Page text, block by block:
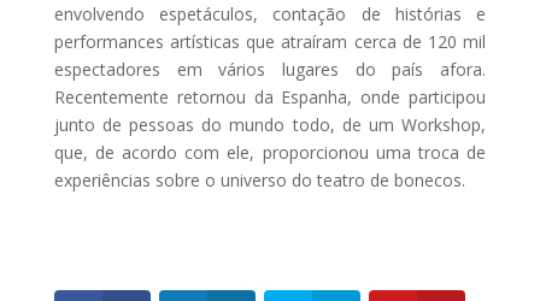
envolvendo espetáculos, contação de histórias e
performances artísticas que atraíram cerca de 120 mil
espectadores em vários lugares do país afora.
Recentemente retornou da Espanha, onde participou
junto de pessoas do mundo todo, de um Workshop,
que, de acordo com ele, proporcionou uma troca de
experiências sobre o universo do teatro de bonecos.